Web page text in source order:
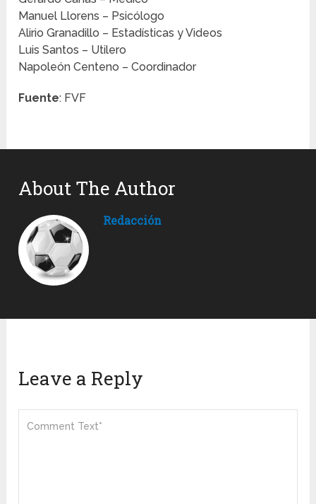
Manuel Llorens – Psicólogo
Alirio Granadillo – Estadísticas y Videos
Luis Santos – Utilero
Napoleón Centeno – Coordinador
Fuente: FVF
About The Author
Redacción
Leave a Reply